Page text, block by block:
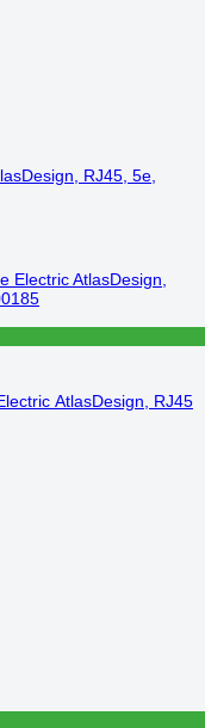
RJ45, 5e,
AtlasDesign, RJ45